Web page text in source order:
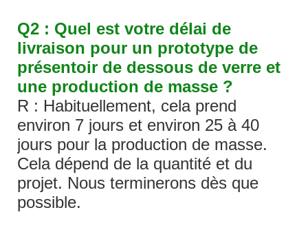
Q2 : Quel est votre délai de
livraison pour un prototype de
présentoir de dessous de verre et
une production de masse ?
R : Habituellement, cela prend
environ 7 jours et environ 25 à 40
jours pour la production de masse.
Cela dépend de la quantité et du
projet. Nous terminerons dès que
possible.